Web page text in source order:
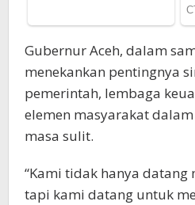
Gubernur Aceh, dalam
menekankan pentingnya
pemerintah, lembaga
elemen masyarakat
masa sulit.
“Kami tidak hanya
tapi kami datang untuk